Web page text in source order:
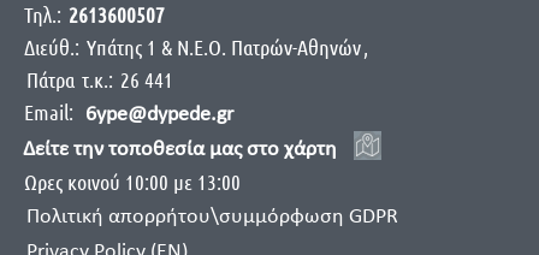
Τηλ.: 2613600507
Διεύθ.: Yπάτης 1 & Ν.Ε.Ο. Πατρών-Αθηνών,
Πάτρα τ.κ.: 26 441
Email:
6ype@dypede.gr
Δείτε την τοποθεσία μας στο χάρτη
Ωρες κοινού 10:00 με 13:00
Πολιτική απορρήτου\συμμόρφωση GDPR